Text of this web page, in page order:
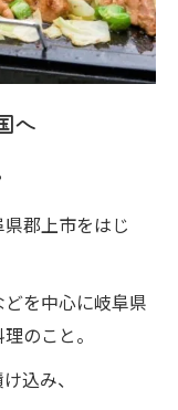
へ
郡上市をはじ
を中心に岐阜県
のこと。
込み、